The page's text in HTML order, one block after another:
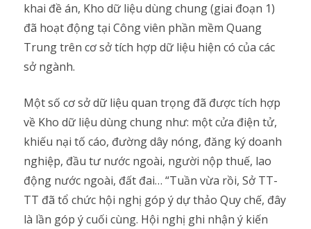
khai đề án, Kho dữ liệu dùng chung (giai đoạn 1)
đã hoạt động tại Công viên phần mềm Quang
Trung trên cơ sở tích hợp dữ liệu hiện có của các
sở ngành.
Một số cơ sở dữ liệu quan trọng đã được tích hợp
về Kho dữ liệu dùng chung như: một cửa điện tử,
khiếu nại tố cáo, đường dây nóng, đăng ký doanh
nghiệp, đầu tư nước ngoài, người nộp thuế, lao
động nước ngoài, đất đai… “Tuần vừa rồi, Sở TT-
TT đã tổ chức hội nghị góp ý dự thảo Quy chế, đây
là lần góp ý cuối cùng. Hội nghị ghi nhận ý kiến